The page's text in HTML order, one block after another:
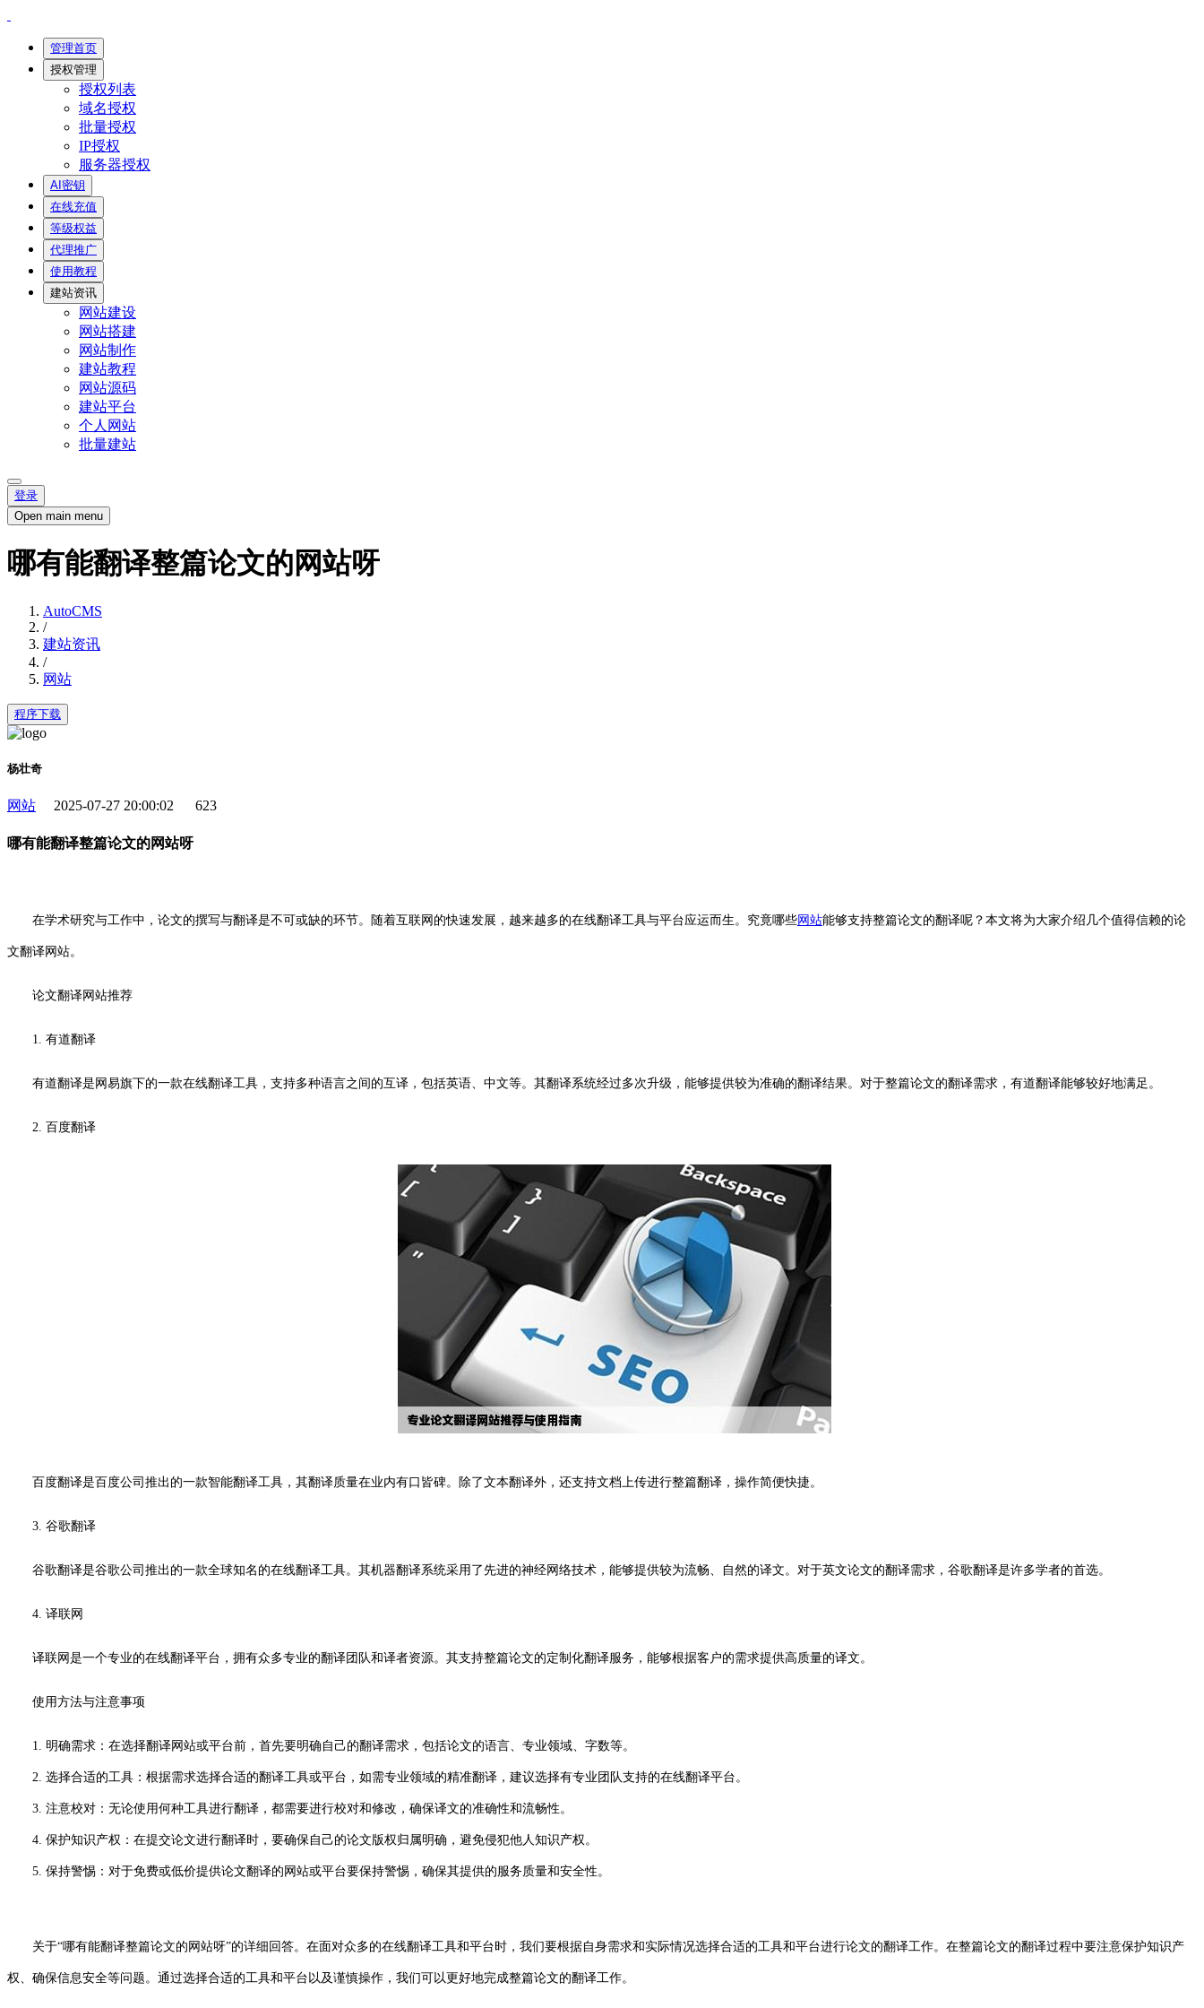
管理首页
授权管理
授权列表
域名授权
批量授权
IP授权
服务器授权
AI密钥
在线充值
等级权益
代理推广
使用教程
建站资讯
网站建设
网站搭建
网站制作
建站教程
网站源码
建站平台
个人网站
批量建站
登录
Open main menu
哪有能翻译整篇论文的网站呀
AutoCMS
/
建站资讯
/
网站
程序下载
杨壮奇
网站 2025-07-27 20:00:02 623
哪有能翻译整篇论文的网站呀
在学术研究与工作中，论文的撰写与翻译是不可或缺的环节。随着互联网的快速发展，越来越多的在线翻译工具与平台应运而生。究竟哪些网站能够支持整篇论文的翻译呢？本文将为大家介绍几个值得信赖的论
文翻译网站。
论文翻译网站推荐
1. 有道翻译
有道翻译是网易旗下的一款在线翻译工具，支持多种语言之间的互译，包括英语、中文等。其翻译系统经过多次升级，能够提供较为准确的翻译结果。对于整篇论文的翻译需求，有道翻译能够较好地满足。
2. 百度翻译
百度翻译是百度公司推出的一款智能翻译工具，其翻译质量在业内有口皆碑。除了文本翻译外，还支持文档上传进行整篇翻译，操作简便快捷。
3. 谷歌翻译
谷歌翻译是谷歌公司推出的一款全球知名的在线翻译工具。其机器翻译系统采用了先进的神经网络技术，能够提供较为流畅、自然的译文。对于英文论文的翻译需求，谷歌翻译是许多学者的首选。
4. 译联网
译联网是一个专业的在线翻译平台，拥有众多专业的翻译团队和译者资源。其支持整篇论文的定制化翻译服务，能够根据客户的需求提供高质量的译文。
使用方法与注意事项
1. 明确需求：在选择翻译网站或平台前，首先要明确自己的翻译需求，包括论文的语言、专业领域、字数等。
2. 选择合适的工具：根据需求选择合适的翻译工具或平台，如需专业领域的精准翻译，建议选择有专业团队支持的在线翻译平台。
3. 注意校对：无论使用何种工具进行翻译，都需要进行校对和修改，确保译文的准确性和流畅性。
4. 保护知识产权：在提交论文进行翻译时，要确保自己的论文版权归属明确，避免侵犯他人知识产权。
5. 保持警惕：对于免费或低价提供论文翻译的网站或平台要保持警惕，确保其提供的服务质量和安全性。
关于“哪有能翻译整篇论文的网站呀”的详细回答。在面对众多的在线翻译工具和平台时，我们要根据自身需求和实际情况选择合适的工具和平台进行论文的翻译工作。在整篇论文的翻译过程中要注意保护知识产
权、确保信息安全等问题。通过选择合适的工具和平台以及谨慎操作，我们可以更好地完成整篇论文的翻译工作。